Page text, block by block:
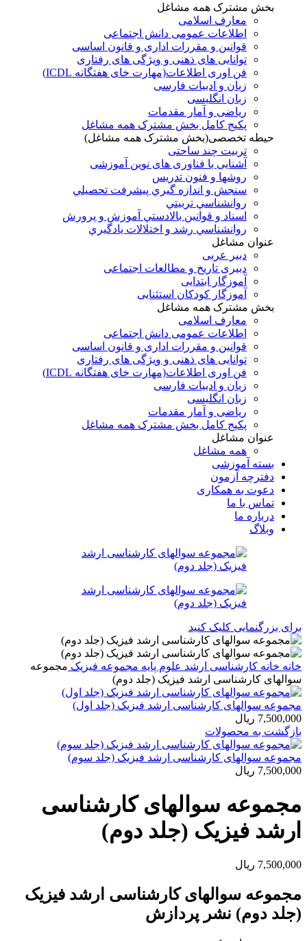
بخش مشترک همه مشاغل
معارف اسلامی
اطلاعات عمومی دانش اجتماعی
قوانین و مقررات اداری و قانون اساسی
توانایی های ذهنی و ویژگی های رفتاری
فن اوری اطلاعات(مهارت خای هفتگانه ICDL)
زبان و ادبیات فارسی
زبان انگلیسی
ریاضی و آمار مقدمات
پکیج کامل بخش مشترک همه مشاغل
حیطه تخصصی(بخش مشترک همه مشاغل)
تربیت چند ساحتی
آشنایی با فناوری های نوین آموزشی
روشها و فنون تدريس
سنجش و اندازه گيري پيشرفت تحصيلي
روانشناسي تربيتي
اسناد و قوانين بالادستي آموزش و پرورش
روانشناسي رشد و اختلالات يادگيري
عنوان مشاغل
دبير عربی
دبیری تاریخ و مطالعات اجتماعی
آموزگار ابتدایی
آموزگار کودکان استثنایی
بخش مشترک همه مشاغل
معارف اسلامی
اطلاعات عمومی دانش اجتماعی
قوانین و مقررات اداری و قانون اساسی
توانایی های ذهنی و ویژگی های رفتاری
فن اوری اطلاعات(مهارت خای هفتگانه ICDL)
زبان و ادبیات فارسی
زبان انگلیسی
ریاضی و آمار مقدمات
پکیج کامل بخش مشترک همه مشاغل
عنوان مشاغل
همه مشاغل
بسته آموزشی
دفترچه آزمون
دعوت به همکاری
تماس با ما
درباره ما
وبلاگ
برای بزرگنمایی کلیک کنید
خانه خانه کارشناسی ارشد علوم پایه مجموعه فیزیک مجموعه
سوالهای کارشناسی ارشد فیزیک (جلد دوم)
مجموعه سوالهای کارشناسی ارشد فیزیک (جلد اول)
7,500,000 ریال
بازگشت به محصولات
مجموعه سوالهای کارشناسی ارشد فیزیک (جلد سوم)
7,500,000 ریال
مجموعه سوالهای کارشناسی
ارشد فیزیک (جلد دوم)
7,500,000 ریال
مجموعه سوالهای کارشناسی ارشد فیزیک
(جلد دوم) نشر پردازش